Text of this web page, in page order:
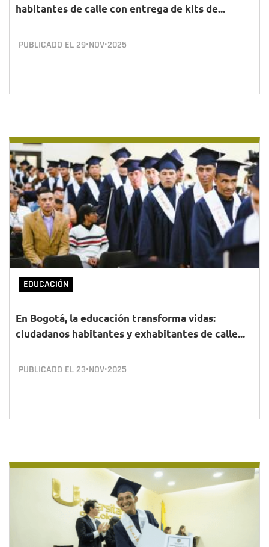
habitantes de calle con entrega de kits de...
PUBLICADO EL 29•NOV•2025
EDUCACIÓN
En Bogotá, la educación transforma vidas:
ciudadanos habitantes y exhabitantes de calle...
PUBLICADO EL 23•NOV•2025